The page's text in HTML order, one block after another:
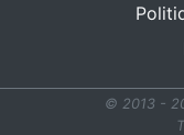
© 2013 -